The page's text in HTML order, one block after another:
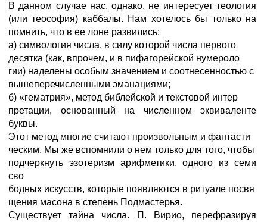
В данном случае нас, однако, не интересует теология
(или теософия) каббалы. Нам хотелось бы только на
помнить, что в ее лоне развились:
а) симвология числа, в силу которой числа первого
десятка (как, впрочем, и в пифагорейской нумероло
гии) наделены особым значением и соотнесенностью с
вышеперечисленными эманациями;
б) «гематрия», метод библейской и текстовой интер
претации, основанный на численном эквиваленте
буквы.
Этот метод многие считают произвольным и фантасти
ческим. Мы же вспомнили о нем только для того, чтобы
подчеркнуть эзотеризм арифметики, одного из семи
сво
бодных искусств, которые появляются в ритуале посвя
щения масона в степень Подмастерья.
Существует тайна числа. П. Вирио, перефразируя